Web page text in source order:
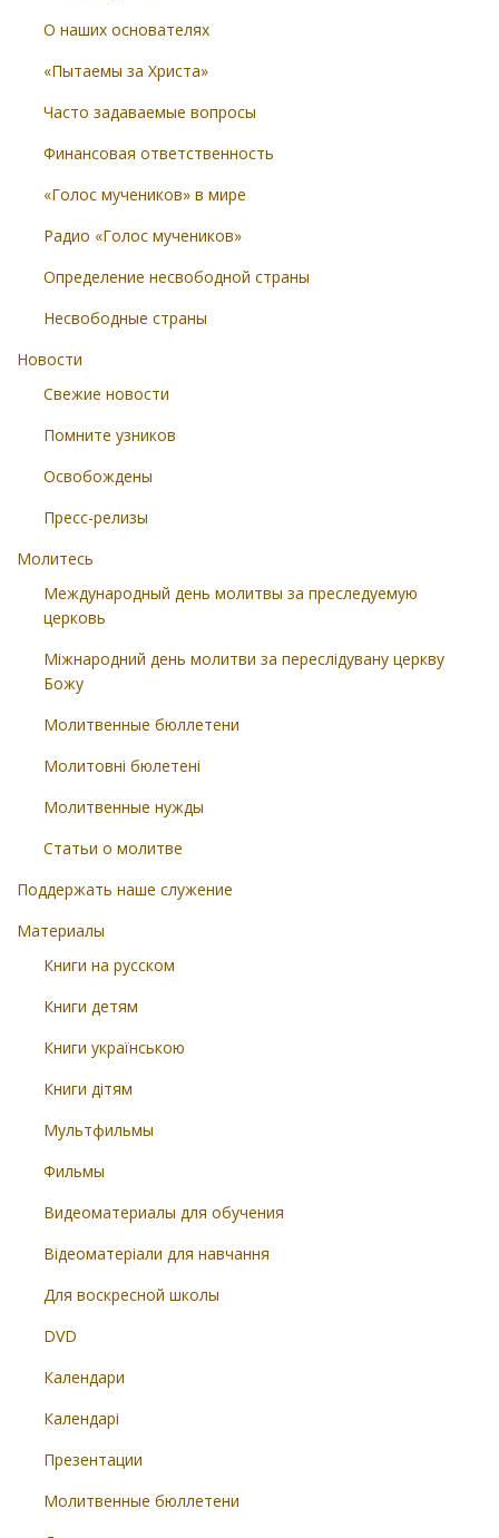
О наших основателях
«Пытаемы за Христа»
Часто задаваемые вопросы
Финансовая ответственность
«Голос мучеников» в мире
Радио «Голос мучеников»
Определение несвободной страны
Несвободные страны
Новости
Свежие новости
Помните узников
Освобождены
Пресс-релизы
Молитесь
Международный день молитвы за преследуемую
церковь
Міжнародний день молитви за переслідувану церкву
Божу
Молитвенные бюллетени
Молитовні бюлетені
Молитвенные нужды
Статьи о молитве
Поддержать наше служение
Материалы
Книги на русском
Книги детям
Книги українською
Книги дітям
Мультфильмы
Фильмы
Видеоматериалы для обучения
Відеоматеріали для навчання
Для воскресной школы
DVD
Календари
Календарі
Презентации
Молитвенные бюллетени